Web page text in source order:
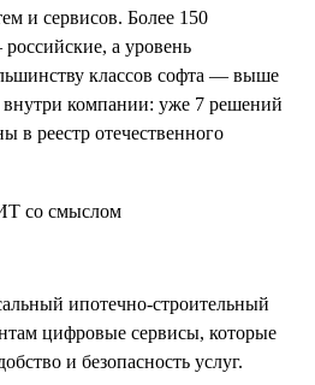
и сервисов. Более 150
а уровень
классов софта — выше
внутри компании: уже 7 решений
реестр отечественного
ипотечно-строительный
цифровые сервисы, которые
и безопасность услуг.